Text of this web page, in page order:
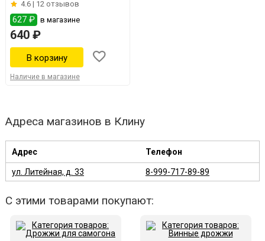
4.6 | 12 отзывов
627 ₽ в магазине
640 ₽
Наличие в магазине
Адреса магазинов в Клину
Адрес Телефон
ул. Литейная, д. 33 8-999-717-89-89
С этими товарами покупают: